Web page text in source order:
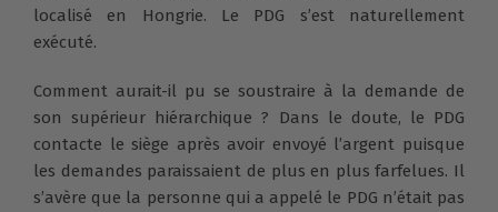
localisé en Hongrie. Le PDG s’est naturellement
exécuté.
Comment aurait-il pu se soustraire à la demande de
son supérieur hiérarchique ? Dans le doute, le PDG
contacte le siège après avoir envoyé l’argent puisque
les demandes paraissaient de plus en plus farfelues. Il
s’avère que la personne qui a appelé le PDG n’était pas